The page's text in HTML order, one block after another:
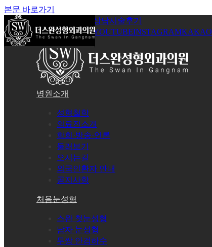
본문 바로가기
온라인상담시술후기
로그인회원가입YOUTUBEINSTAGRAMKAKAO
병원소개
성형철학
의료진소개
학회·방송·언론
둘러보기
오시는길
외국인환자 안내
공지사항
처음눈성형
스완 첫눈성형
남자 눈성형
무쌍 안검하수